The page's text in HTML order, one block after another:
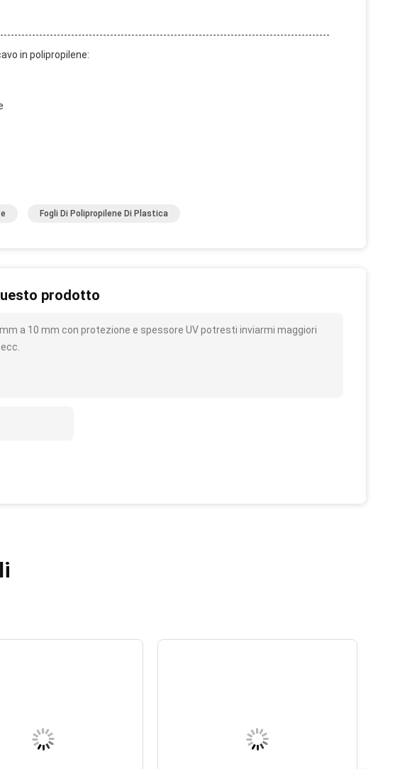
in polipropilene:
Fogli Di Polipropilene Di Plastica
prodotto
a 10 mm con protezione e spessore UV potresti inviarmi maggiori